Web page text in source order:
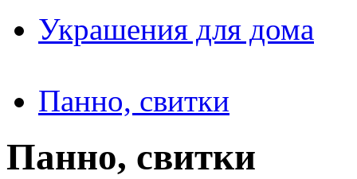
Украшения для дома
Панно, свитки
Панно, свитки